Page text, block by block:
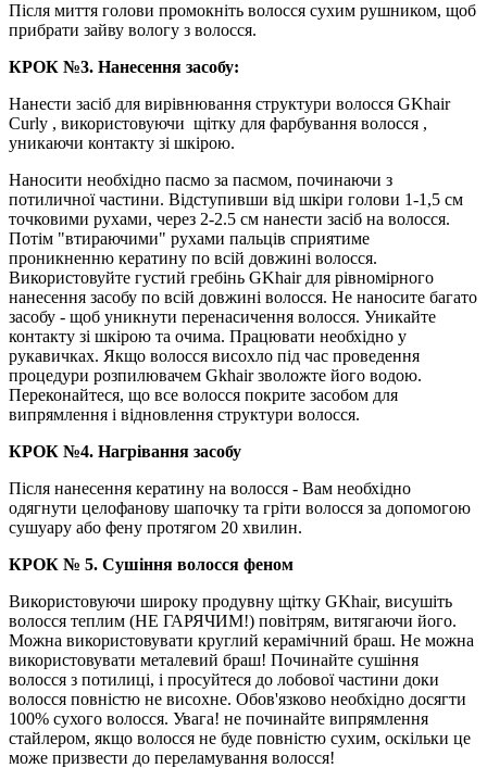
Після миття голови промокніть волосся сухим рушником, щоб
прибрати зайву вологу з волосся.
КРОК №3. Нанесення засобу:
Нанести засіб для вирівнювання структури волосся GKhair
Curly , використовуючи щітку для фарбування волосся ,
уникаючи контакту зі шкірою.
Наносити необхідно пасмо за пасмом, починаючи з
потиличної частини. Відступивши від шкіри голови 1-1,5 см
точковими рухами, через 2-2.5 см нанести засіб на волосся.
Потім "втираючими" рухами пальців сприятиме
проникненню кератину по всій довжині волосся.
Використовуйте густий гребінь GKhair для рівномірного
нанесення засобу по всій довжині волосся. Не наносите багато
засобу - щоб уникнути перенасичення волосся. Уникайте
контакту зі шкірою та очима. Працювати необхідно у
рукавичках. Якщо волосся висохло під час проведення
процедури розпилювачем Gkhair зволожте його водою.
Переконайтеся, що все волосся покрите засобом для
випрямлення і відновлення структури волосся.
КРОК №4. Нагрівання засобу
Після нанесення кератину на волосся - Вам необхідно
одягнути целофанову шапочку та гріти волосся за допомогою
сушуару або фену протягом 20 хвилин.
КРОК № 5. Сушіння волосся феном
Використовуючи широку продувну щітку GKhair, висушіть
волосся теплим (НЕ ГАРЯЧИМ!) ​​повітрям, витягаючи його.
Можна використовувати круглий керамічний браш. Не можна
використовувати металевий браш! Починайте сушіння
волосся з потилиці, і просуйтеся до лобової частини доки
волосся повністю не висохне. Обов'язково необхідно досягти
100% сухого волосся. Увага! не починайте випрямлення
стайлером, якщо волосся не буде повністю сухим, оскільки це
може призвести до переламування волосся!